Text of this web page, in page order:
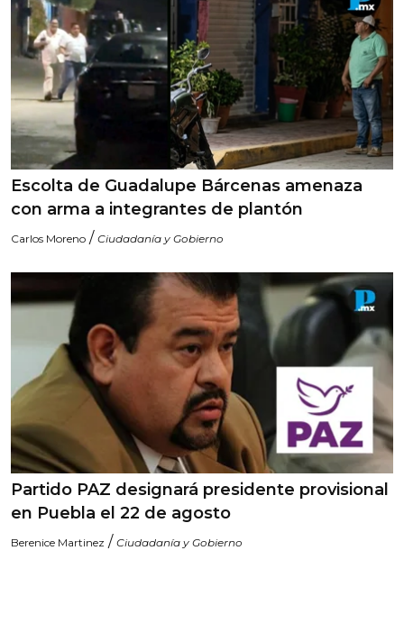
Escolta de Guadalupe Bárcenas amenaza
con arma a integrantes de plantón
Carlos Moreno / Ciudadanía y Gobierno
Partido PAZ designará presidente provisional
en Puebla el 22 de agosto
Berenice Martinez / Ciudadanía y Gobierno